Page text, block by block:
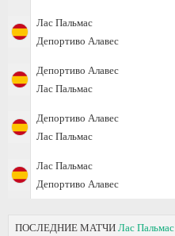
Лас Пальмас
Депортиво Алавес
Депортиво Алавес
Лас Пальмас
Депортиво Алавес
Лас Пальмас
Лас Пальмас
Депортиво Алавес
ПОСЛЕДНИЕ МАТЧИ Лас Пальмас